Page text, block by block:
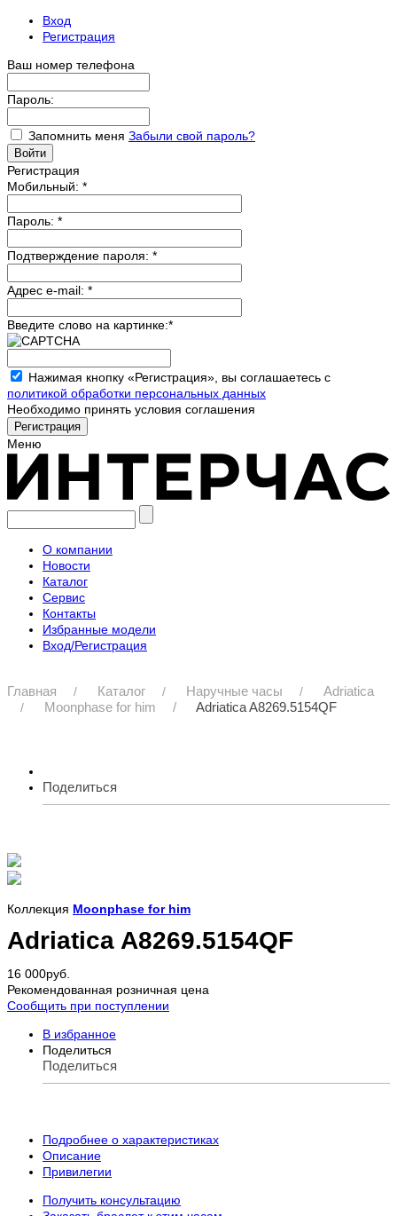
Вход
Регистрация
Ваш номер телефона
Пароль:
Запомнить меня Забыли свой пароль?
Регистрация
Мобильный: *
Пароль: *
Подтверждение пароля: *
Адрес e-mail: *
Введите слово на картинке:*
Нажимая кнопку «Регистрация», вы соглашаетесь с
политикой обработки персональных данных
Необходимо принять условия соглашения
Меню
О компании
Новости
Каталог
Сервис
Контакты
Избранные модели
Вход/Регистрация
Главная Каталог Наручные часы
Adriatica
Moonphase for him
Adriatica A8269.5154QF
Поделиться
Коллекция Moonphase for him
Adriatica A8269.5154QF
16 000руб.
Рекомендованная розничная цена
Сообщить при поступлении
В избранное
Поделиться
Поделиться
Подробнее о характеристиках
Описание
Привилегии
Получить консультацию